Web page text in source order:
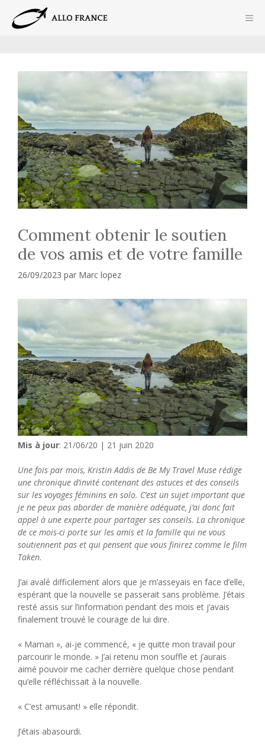
contenu
Comment obtenir le soutien
de vos amis et de votre famille
26/09/2023 par Marc lopez
Mis à jour: 21/06/20 | 21 juin 2020
Une fois par mois, Kristin Addis de Be My Travel Muse rédige
une chronique d’invité contenant des astuces et des conseils
sur les voyages féminins en solo. C’est un sujet important que
je ne peux pas aborder de manière adéquate, j’ai donc fait
appel à une experte pour partager ses conseils. La chronique
de ce mois-ci porte sur les amis et la famille qui ne vous
soutiennent pas et qui pensent que vous finirez comme le film
Taken.
J’ai avalé difficilement alors que je m’asseyais en face d’elle,
espérant que la nouvelle se passerait sans problème. J’étais
resté assis sur l’information pendant des mois et j’avais
finalement trouvé le courage de lui dire.
« Maman », ai-je commencé, « je quitte mon travail pour
parcourir le monde. » J’ai retenu mon souffle et j’aurais
aimé pouvoir me cacher derrière quelque chose pendant
qu’elle réfléchissait à la nouvelle.
« C’est amusant! » elle répondit.
J’étais abasourdi.